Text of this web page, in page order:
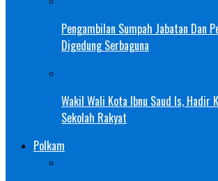
Pengambilan Sumpah Jabatan Dan
Digedung Serbaguna
Wakil Wali Kota Ibnu Saud Is, Hadir
Sekolah Rakyat
Polkam